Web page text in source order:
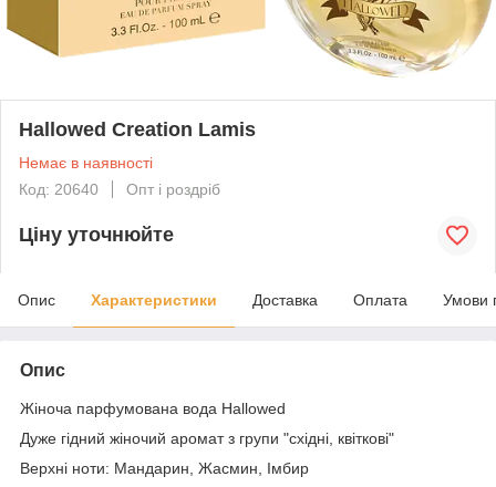
Hallowed Creation Lamis
Немає в наявності
Код: 20640
Опт і роздріб
Ціну уточнюйте
Опис Характеристики Доставка Оплата Умови
Опис
Жіноча парфумована вода Hallowed
Дуже гідний жіночий аромат з групи "східні, квіткові"
Верхні ноти: Мандарин, Жасмин, Імбир